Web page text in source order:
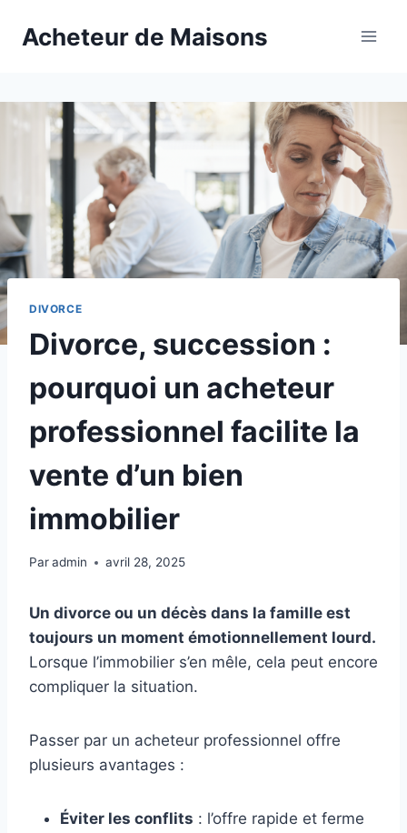
Acheteur de Maisons
DIVORCE
Divorce, succession :
pourquoi un acheteur
professionnel facilite la
vente d’un bien
immobilier
Paradmin avril 28, 2025
Un divorce ou un décès dans la famille est
toujours un moment émotionnellement lourd.
Lorsque l’immobilier s’en mêle, cela peut encore
compliquer la situation.
Passer par un acheteur professionnel offre
plusieurs avantages :
Éviter les conflits : l’offre rapide et ferme